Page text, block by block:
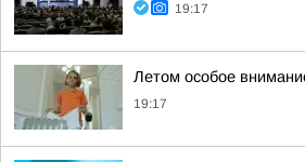
19:17
Летом особое
19:17